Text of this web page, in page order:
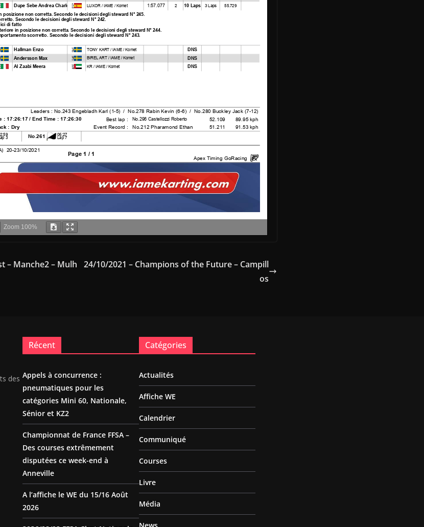
Zoom 100%
– Manche2 – Mulh
24/10/2021 – Champions of the Future – Campill
os
des
Récent
Appels à concurrence :
pneumatiques pour les
catégories Mini 60, Nationale,
Sénior et KZ2
Championnat de France FFSA –
Des courses extrêmement
disputées ce week-end à
Anneville
A l’affiche le WE du 15/16 Août
2026
Catégories
Actualités
Affiche WE
Calendrier
Communiqué
Courses
Livre
Média